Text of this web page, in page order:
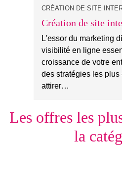
CRÉATION DE SITE
Création de site
L'essor du marketing
visibilité en ligne
croissance de votre
des stratégies les plus
attirer…
Les offres les
la